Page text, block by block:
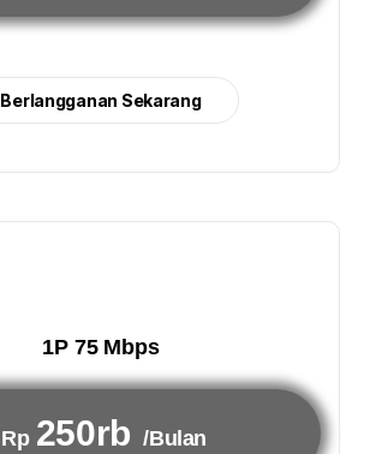
Berlangganan Sekarang
1P 75 Mbps
Rp 250rb /Bulan